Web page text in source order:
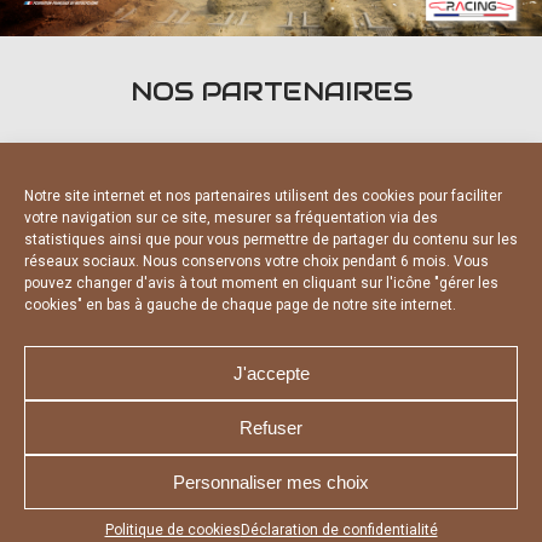
Notre site internet et nos partenaires utilisent des cookies pour faciliter
votre navigation sur ce site, mesurer sa fréquentation via des
statistiques ainsi que pour vous permettre de partager du contenu sur les
réseaux sociaux. Nous conservons votre choix pendant 6 mois. Vous
pouvez changer d'avis à tout moment en cliquant sur l'icône "gérer les
cookies" en bas à gauche de chaque page de notre site internet.
J'accepte
Refuser
Personnaliser mes choix
Politique de cookies Déclaration de confidentialité
Appuyez sur le bouton partager en bas de votre
NOS PARTENAIRES
PARTENAIRES OFFICIELS
NOUS CONTACTER
MENTIONS LÉGALES
CHARTE DE CONFIDENTIALITÉ
DÉCLARATION DE CONFIDENTIALITÉ
RÉALISÉ PAR L’AGENCE WEB A3 WEB